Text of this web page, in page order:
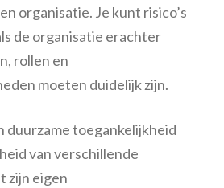
organisatie. Je kunt risico’s
de organisatie erachter
rollen en
moeten duidelijk zijn.
duurzame toegankelijkheid
van verschillende
zijn eigen